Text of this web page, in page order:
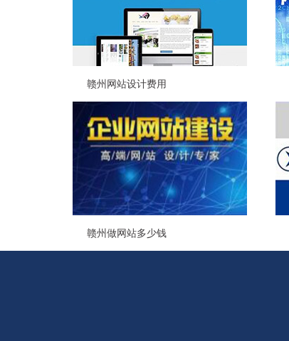
赣州网站设计费用
赣州做网站多少钱